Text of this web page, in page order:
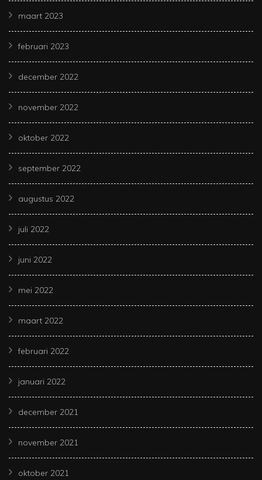
maart 2023
februari 2023
december 2022
november 2022
oktober 2022
september 2022
augustus 2022
juli 2022
juni 2022
mei 2022
maart 2022
februari 2022
januari 2022
december 2021
november 2021
oktober 2021